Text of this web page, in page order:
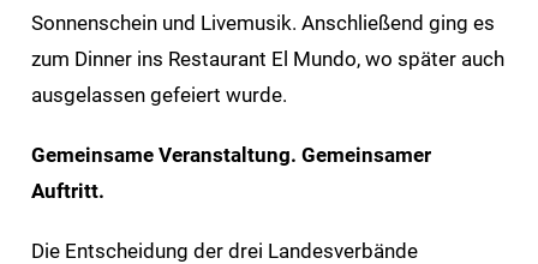
Sonnenschein und Livemusik. Anschließend ging es
zum Dinner ins Restaurant El Mundo, wo später auch
ausgelassen gefeiert wurde.
Gemeinsame Veranstaltung. Gemeinsamer
Auftritt.
Die Entscheidung der drei Landesverbände